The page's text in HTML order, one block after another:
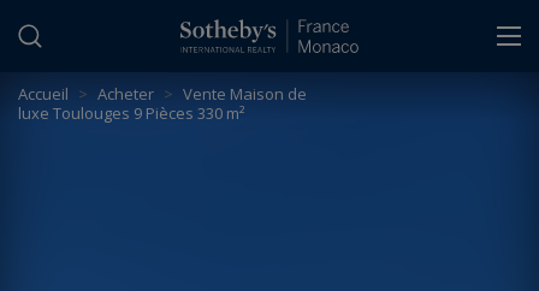
Accueil > Acheter > Vente Maison de
luxe Toulouges 9 Pièces 330 m²